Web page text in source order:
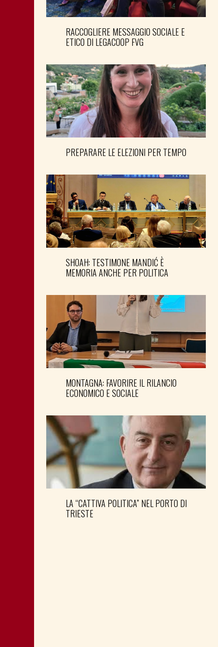
RACCOGLIERE MESSAGGIO SOCIALE E
ETICO DI LEGACOOP FVG
PREPARARE LE ELEZIONI PER TEMPO
SHOAH: TESTIMONE MANDIĆ È
MEMORIA ANCHE PER POLITICA
MONTAGNA: FAVORIRE IL RILANCIO
ECONOMICO E SOCIALE
LA “CATTIVA POLITICA” NEL PORTO DI
TRIESTE